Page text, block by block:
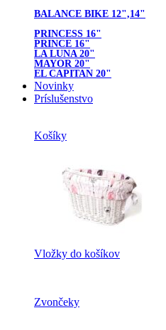
BALANCE BIKE 12",14"
PRINCESS 16"
PRINCE 16"
LA LUNA 20"
MAYOR 20"
EL CAPITAN 20"
Novinky
Príslušenstvo
Košíky
Vložky do košíkov
Zvončeky